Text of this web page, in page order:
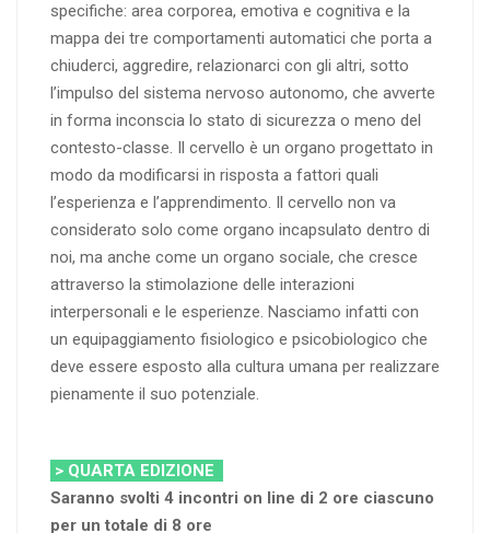
specifiche: area corporea, emotiva e cognitiva e la
mappa dei tre comportamenti automatici che porta a
chiuderci, aggredire, relazionarci con gli altri, sotto
l’impulso del sistema nervoso autonomo, che avverte
in forma inconscia lo stato di sicurezza o meno del
contesto-classe. Il cervello è un organo progettato in
modo da modificarsi in risposta a fattori quali
l’esperienza e l’apprendimento. Il cervello non va
considerato solo come organo incapsulato dentro di
noi, ma anche come un organo sociale, che cresce
attraverso la stimolazione delle interazioni
interpersonali e le esperienze. Nasciamo infatti con
un equipaggiamento fisiologico e psicobiologico che
deve essere esposto alla cultura umana per realizzare
pienamente il suo potenziale.
> QUARTA EDIZIONE
Saranno svolti 4 incontri on line di 2 ore ciascuno
per un totale di 8 ore